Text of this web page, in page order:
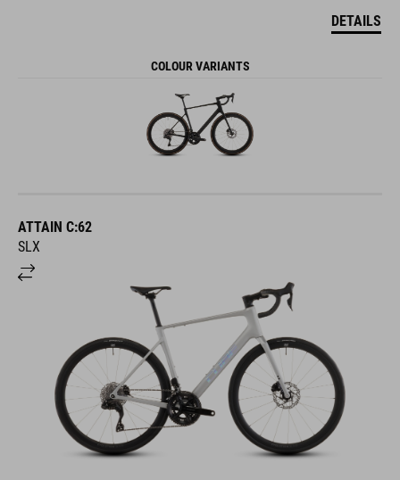
DETAILS
COLOUR VARIANTS
ATTAIN C:62
SLX